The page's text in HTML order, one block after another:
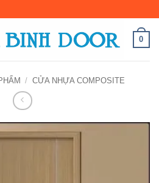
0
/ CỬA NHỰA COMPOSITE